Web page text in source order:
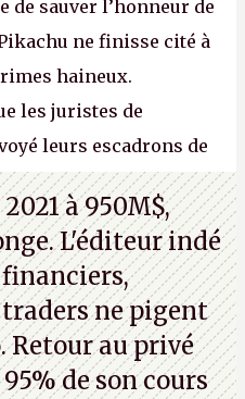
de sauver l’honneur de
ne finisse cité à
haineux.
les juristes de
leurs escadrons de
du copyright
Sam continuera
sur vos
à 950M$,
L'éditeur indé
ne pigent
Retour au privé
de son cours